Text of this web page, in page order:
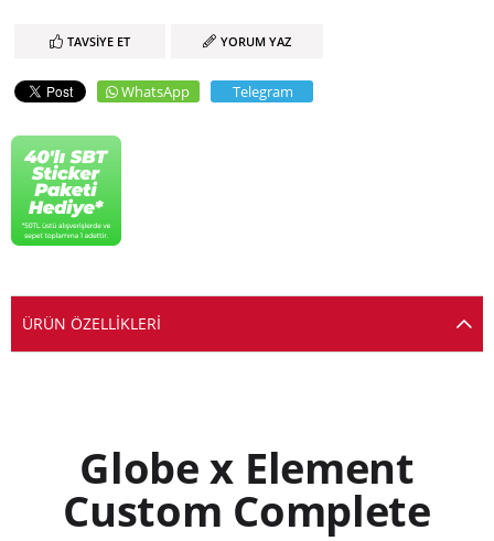
TAVSIYE ET YORUM YAZ
WhatsApp Telegram
ÜRÜN ÖZELLIKLERI
Globe x Element
Custom Complete